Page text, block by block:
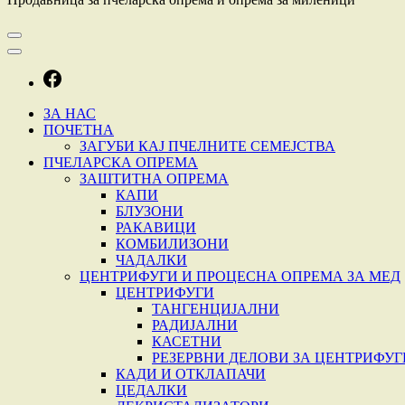
ЗА НАС
ПОЧЕТНА
ЗАГУБИ КАЈ ПЧЕЛНИТЕ СЕМЕЈСТВА
ПЧЕЛАРСКА ОПРЕМА
ЗАШТИТНА ОПРЕМА
КАПИ
БЛУЗОНИ
РАКАВИЦИ
КОМБИЛИЗОНИ
ЧАДАЛКИ
ЦЕНТРИФУГИ И ПРОЦЕСНА ОПРЕМА ЗА МЕД
ЦЕНТРИФУГИ
ТАНГЕНЦИЈАЛНИ
РАДИЈАЛНИ
КАСЕТНИ
РЕЗЕРВНИ ДЕЛОВИ ЗА
КАДИ И ОТКЛАПАЧИ
ЦЕДАЛКИ